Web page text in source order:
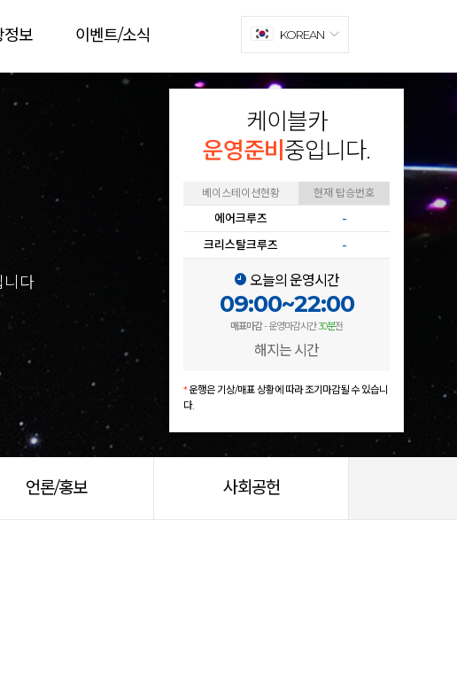
케이블카
운영준비 중입니다.
베이스테이션현황 현재 탑승번호
에어크루즈
-
크리스탈크루즈
-
오늘의 운영시간
09:00~22:00
매표마감- 운영마감시간30분전
해지는 시간
*운행은 기상/매표 상황에 따라 조기마감될 수 있습니
다.
정보 이벤트/소식 KOREAN
니다
언론/홍보 사회공헌